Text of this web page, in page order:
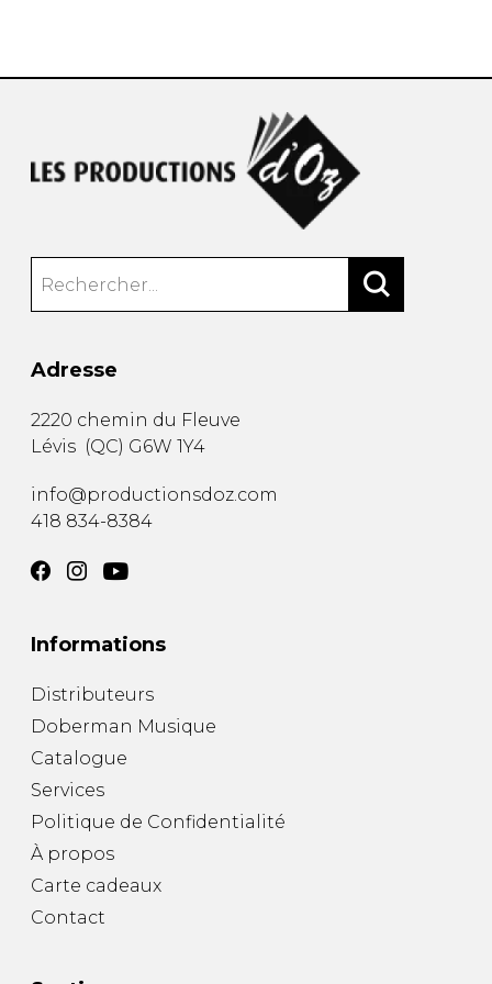
Adresse
2220 chemin du Fleuve
Lévis (QC) G6W 1Y4
info@productionsdoz.com
418 834-8384
Informations
Distributeurs
Doberman Musique
Catalogue
Services
Politique de Confidentialité
À propos
Carte cadeaux
Contact